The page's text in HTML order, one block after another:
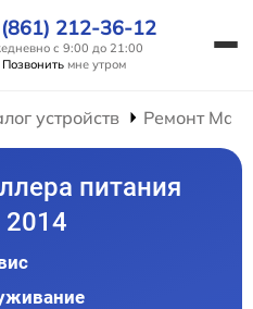
212-36-12
с 9:00 до 21:00
Позвонить мне утром
устройств Ремонт
питания
2014